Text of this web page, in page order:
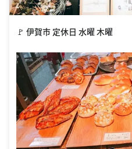
🚩 伊賀市 定休日 水曜 木曜